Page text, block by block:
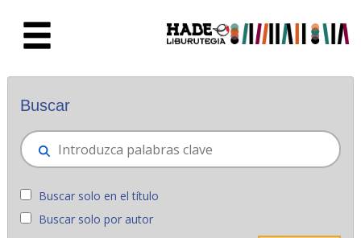
Novedades - Liburutegia
Buscar
Buscar solo en el título
Buscar solo por autor